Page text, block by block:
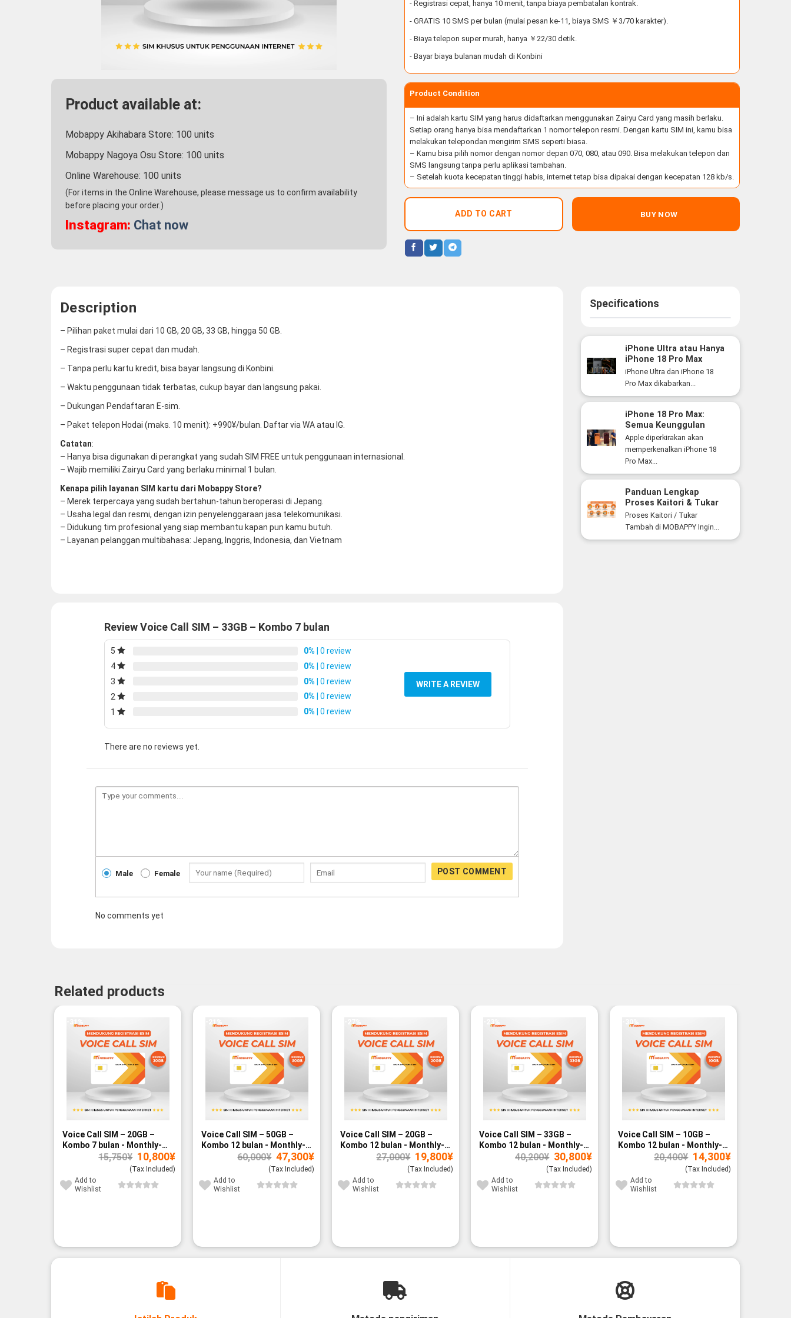
Product available at:
Mobappy Akihabara Store: 100 units
Mobappy Nagoya Osu Store: 100 units
Online Warehouse: 100 units
(For items in the Online Warehouse, please message us to confirm availability
before placing your order.)
Instagram: Chat now
- Registrasi cepat, hanya 10 menit, tanpa biaya pembatalan kontrak.
- GRATIS 10 SMS per bulan (mulai pesan ke-11, biaya SMS ￥3/70 karakter).
- Biaya telepon super murah, hanya ￥22/30 detik.
- Bayar biaya bulanan mudah di Konbini
Product Condition
– Ini adalah kartu SIM yang harus didaftarkan menggunakan Zairyu Card yang masih berlaku.
Setiap orang hanya bisa mendaftarkan 1 nomor telepon resmi. Dengan kartu SIM ini, kamu bisa
melakukan telepondan mengirim SMS seperti biasa.
– Kamu bisa pilih nomor dengan nomor depan 070, 080, atau 090. Bisa melakukan telepon dan
SMS langsung tanpa perlu aplikasi tambahan.
– Setelah kuota kecepatan tinggi habis, internet tetap bisa dipakai dengan kecepatan 128 kb/s.
ADD TO CART BUY NOW
Description
– Pilihan paket mulai dari 10 GB, 20 GB, 33 GB, hingga 50 GB.
– Registrasi super cepat dan mudah.
– Tanpa perlu kartu kredit, bisa bayar langsung di Konbini.
– Waktu penggunaan tidak terbatas, cukup bayar dan langsung pakai.
– Dukungan Pendaftaran E-sim.
– Paket telepon Hodai (maks. 10 menit): +990¥/bulan. Daftar via WA atau IG.
Catatan:
– Hanya bisa digunakan di perangkat yang sudah SIM FREE untuk penggunaan internasional.
– Wajib memiliki Zairyu Card yang berlaku minimal 1 bulan.
Kenapa pilih layanan SIM kartu dari Mobappy Store?
– Merek terpercaya yang sudah bertahun-tahun beroperasi di Jepang.
– Usaha legal dan resmi, dengan izin penyelenggaraan jasa telekomunikasi.
– Didukung tim profesional yang siap membantu kapan pun kamu butuh.
– Layanan pelanggan multibahasa: Jepang, Inggris, Indonesia, dan Vietnam
Review Voice Call SIM – 33GB – Kombo 7 bulan
5 0% | 0 review
4
0% | 0 review
3
0% | 0 review
2
0% | 0 review
1
0% | 0 review
WRITE A REVIEW
There are no reviews yet.
Male Female POST COMMENT
No comments yet
Specifications
iPhone Ultra atau Hanya
iPhone 18 Pro Max
Versi Lebih Besar? Ini
Perbedaan yang Perlu
iPhone Ultra dan iPhone 18
Pro Max dikabarkan...
iPhone 18 Pro Max:
Semua Keunggulan
Flagship Premium Apple
yang Siap Hadir Tahun
Ini
Apple diperkirakan akan
memperkenalkan iPhone 18
Pro Max...
Panduan Lengkap
Proses Kaitori & Tukar
Tambah Smartphone di
MOBAPPY
Proses Kaitori / Tukar
Tambah di MOBAPPY Ingin...
Related products
Voice Call SIM – 20GB –
Kombo 7 bulan - Monthly-
15,750¥ Original
price
was:
10,800¥Current
(Tax Included)
Add to
Wishlist
Voice Call SIM – 50GB –
Kombo 12 bulan - Monthly-
60,000¥ Original
price
was:
47,300¥Current
(Tax Included)
Add to
Wishlist
Voice Call SIM – 20GB –
Kombo 12 bulan - Monthly-
27,000¥ Original
price
was:
19,800¥Current
(Tax Included)
Add to
Wishlist
Voice Call SIM – 33GB –
Kombo 12 bulan - Monthly-
40,200¥ Original
price
was:
30,800¥Current
(Tax Included)
Add to
Wishlist
Voice Call SIM – 10GB –
Kombo 12 bulan - Monthly-
20,400¥ Original
price
was:
14,300¥Current
(Tax Included)
Add to
Wishlist